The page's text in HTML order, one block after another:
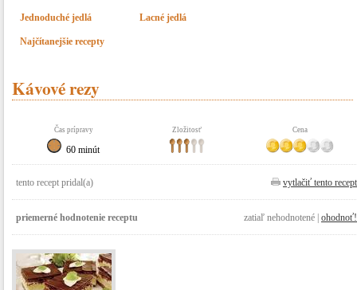
Jednoduché jedlá Lacné jedlá
Najčítanejšie recepty
Kávové rezy
Čas prípravy Zložitosť Cena
60 minút
tento recept pridal(a) vytlačiť tento recept
priemerné hodnotenie receptu zatiaľ nehodnotené | ohodnoť!